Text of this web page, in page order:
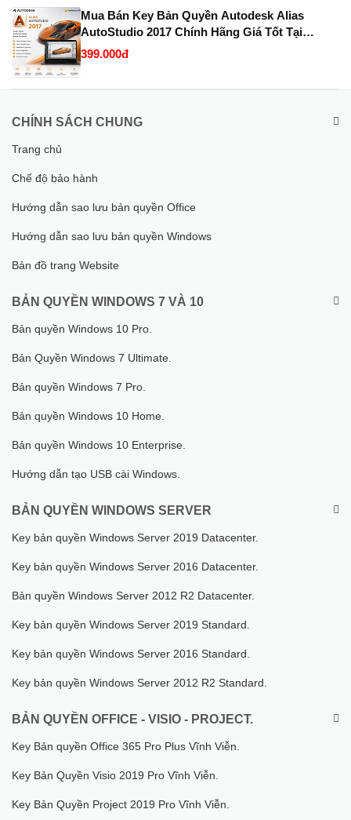
Mua Bán Key Bản Quyền Autodesk Alias
AutoStudio 2017 Chính Hãng Giá Tốt Tại
KeyBanQuyen.VN
399.000đ
CHÍNH SÁCH CHUNG
Trang chủ
Chế độ bảo hành
Hướng dẫn sao lưu bản quyền Office
Hướng dẫn sao lưu bản quyền Windows
Bản đồ trang Website
BẢN QUYỀN WINDOWS 7 VÀ 10
Bản quyền Windows 10 Pro.
Bản Quyền Windows 7 Ultimate.
Bản quyền Windows 7 Pro.
Bản quyền Windows 10 Home.
Bản quyền Windows 10 Enterprise.
Hướng dẫn tạo USB cài Windows.
BẢN QUYỀN WINDOWS SERVER
Key bản quyền Windows Server 2019 Datacenter.
Key bản quyền Windows Server 2016 Datacenter.
Bản quyền Windows Server 2012 R2 Datacenter.
Key bản quyền Windows Server 2019 Standard.
Key bản quyền Windows Server 2016 Standard.
Key bản quyền Windows Server 2012 R2 Standard.
BẢN QUYỀN OFFICE - VISIO - PROJECT.
Key Bản quyền Office 365 Pro Plus Vĩnh Viễn.
Key Bản Quyền Visio 2019 Pro Vĩnh Viễn.
Key Bản Quyền Project 2019 Pro Vĩnh Viễn.